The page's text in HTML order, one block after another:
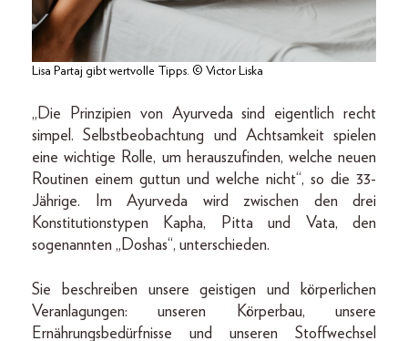
Lisa Partaj gibt wertvolle Tipps. © Victor Liska
„Die Prinzipien von Ayurveda sind eigentlich recht
simpel. Selbstbeobachtung und Achtsamkeit spielen
eine wichtige Rolle, um herauszufinden, welche neuen
Routinen einem guttun und welche nicht“, so die 33-
Jährige. Im Ayurveda wird zwischen den drei
Konstitutionstypen Kapha, Pitta und Vata, den
sogenannten „Doshas“, unterschieden.
Sie beschreiben unsere geistigen und körperlichen
Veranlagungen: unseren Körperbau, unsere
Ernährungsbedürfnisse und unseren Stoffwechsel